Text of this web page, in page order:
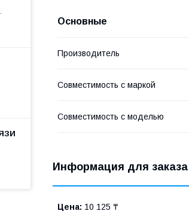
Основные
Производитель
Совместимость с маркой
Совместимость с моделью
Информация для заказа
Цена: 10 125 ₸